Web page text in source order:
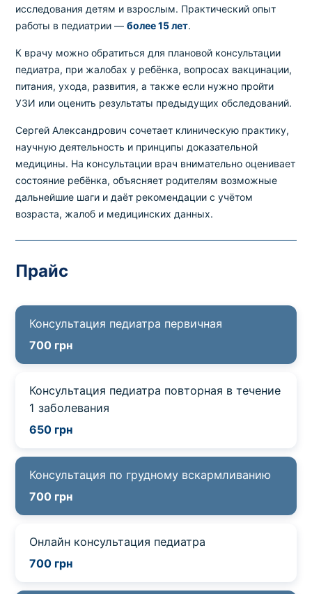
исследования детям и взрослым. Практический опыт
работы в педиатрии —более 15 лет.
К врачу можно обратиться для плановой консультации
педиатра, при жалобах у ребёнка, вопросах вакцинации,
питания, ухода, развития, а также если нужно пройти
УЗИ или оценить результаты предыдущих обследований.
Сергей Александрович сочетает клиническую практику,
научную деятельность и принципы доказательной
медицины. На консультации врач внимательно оценивает
состояние ребёнка, объясняет родителям возможные
дальнейшие шаги и даёт рекомендации с учётом
возраста, жалоб и медицинских данных.
Прайс
Консультация педиатра первичная
700 грн
Консультация педиатра повторная в течение
1 заболевания
650 грн
Консультация по грудному вскармливанию
700 грн
Онлайн консультация педиатра
700 грн
Выбрать клинику
Оформить заказ
Если вы не знаете, какие анализы вам
необходимы,запишитесь к врачуна
консультацию .
своевременного обновления размещённого на сайте
указанным на сайте.